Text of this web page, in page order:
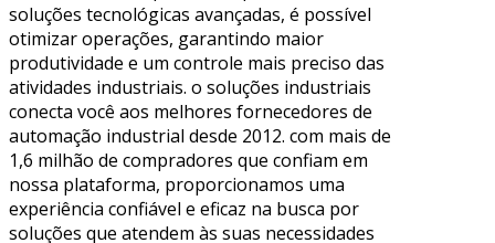
soluções tecnológicas avançadas, é possível
otimizar operações, garantindo maior
produtividade e um controle mais preciso das
atividades industriais. o soluções industriais
conecta você aos melhores fornecedores de
automação industrial desde 2012. com mais de
1,6 milhão de compradores que confiam em
nossa plataforma, proporcionamos uma
experiência confiável e eficaz na busca por
soluções que atendem às suas necessidades